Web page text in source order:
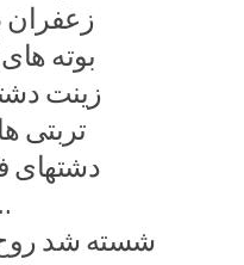
زعفران
بوته
زینت
تربتی
دشتهای
شسته شد